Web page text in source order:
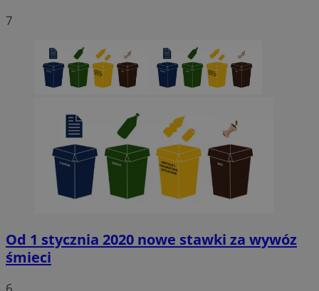
7
Od 1 stycznia 2020 nowe stawki za wywóz
śmieci
Niezbędne Wydajność
Niesklasyfikowane
Niezbędne pliki cookie umożliwiają korzystanie z podstawowych
kontem. Bez niezbędnych plików cookie nie można prawidłowo
ze strony internetowej.
Nazwa
Provider/
Domena
SessID
sosnowiecki.pl